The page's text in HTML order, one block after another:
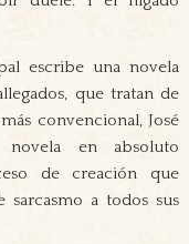
escribe una novela
que tratan de
convencional, José
novela en absoluto
de creación que
a todos sus